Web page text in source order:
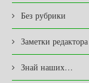
Без рубрики
Заметки редактора
Знай наших…